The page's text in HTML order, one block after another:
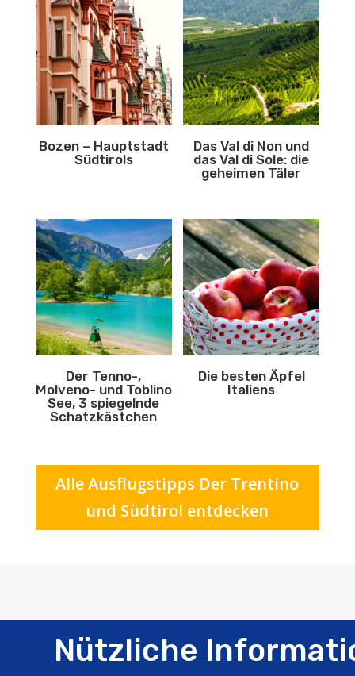
Bozen – Hauptstadt
Südtirols
Das Val di Non und
das Val di Sole: die
geheimen Täler
Der Tenno-,
Molveno- und Toblino
See, 3 spiegelnde
Schatzkästchen
Die besten Äpfel
Italiens
Alle Ausflugstipps Der Trentino
und Südtirol entdecken
Nützliche